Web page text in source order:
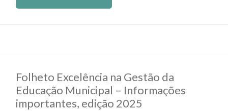
Folheto Excelência na Gestão da
Educação Municipal – Informações
importantes, edição 2025